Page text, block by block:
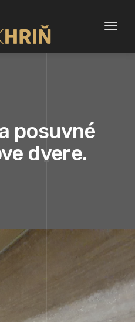
Toggle
posuvné
dvere.